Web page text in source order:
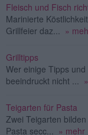
Fleisch und Fisch
Marinierte
Grillfeier daz...
»
Grilltipps
Wer einige Tipps
beeindruckt nicht ...
Teigarten für Pasta
Zwei Teigarten
Pasta secc...
» mehr